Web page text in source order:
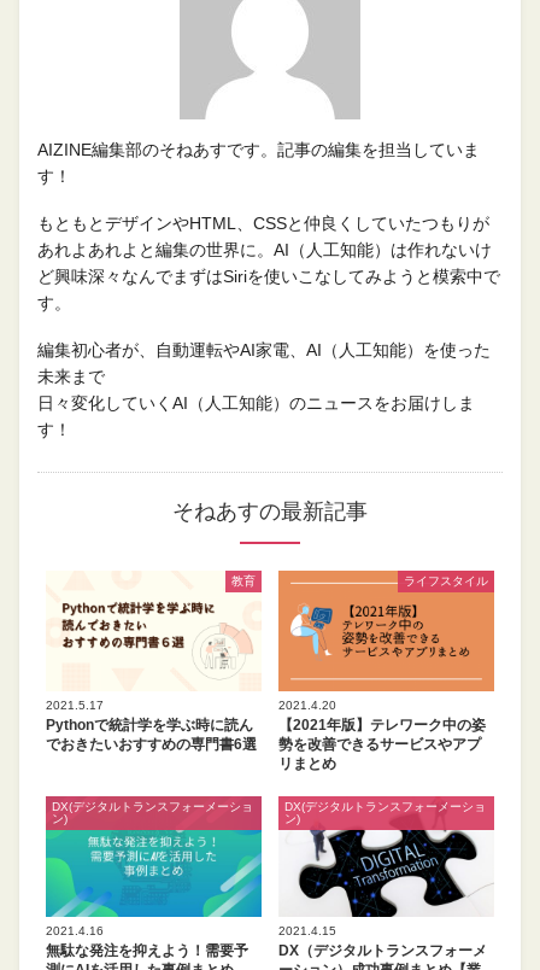
AIZINE編集部のそねあすです。記事の編集を担当していま
す！
もともとデザインやHTML、CSSと仲良くしていたつもりが
あれよあれよと編集の世界に。AI（人工知能）は作れないけ
ど興味深々なんでまずはSiriを使いこなしてみようと模索中で
す。
編集初心者が、自動運転やAI家電、AI（人工知能）を使った
未来まで
日々変化していくAI（人工知能）のニュースをお届けしま
す！
そねあすの最新記事
教育
2021.5.17
Pythonで統計学を学ぶ時に読ん
でおきたいおすすめの専門書6選
ライフスタイル
2021.4.20
【2021年版】テレワーク中の姿
勢を改善できるサービスやアプ
リまとめ
DX(デジタルトランスフォーメーショ
ン)
2021.4.16
無駄な発注を抑えよう！需要予
DX(デジタルトランスフォーメーショ
ン)
2021.4.15
DX（デジタルトランスフォーメ